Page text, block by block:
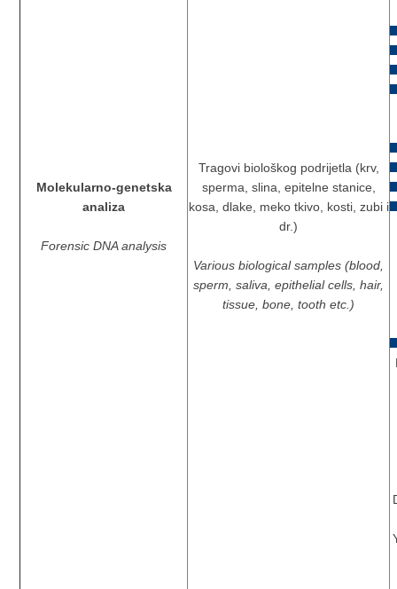
Molekularno-genetska
analiza
Forensic DNA analysis
Tragovi biološkog podrijetla (krv,
sperma, slina, epitelne stanice,
kosa, dlake, meko tkivo, kosti, zubi i
dr.)
Various biological samples (blood,
sperm, saliva, epithelial cells, hair,
tissue, bone, tooth etc.)